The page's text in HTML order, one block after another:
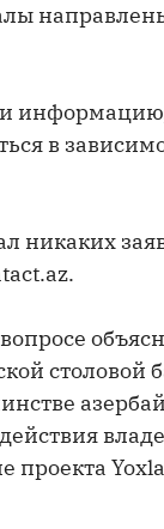
в
никаких
столовой
проекта